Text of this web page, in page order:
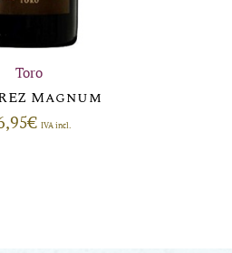
Toro
Magnum
€ IVA incl.